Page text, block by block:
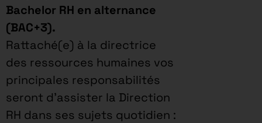
Bachelor RH en alternance
(BAC+3).
Rattaché(e) à la directrice
des ressources humaines vos
principales responsabilités
seront d’assister la Direction
RH dans ses sujets quotidien :